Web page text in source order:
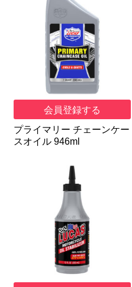
会員登録する
プライマリー チェーンケー
スオイル 946ml